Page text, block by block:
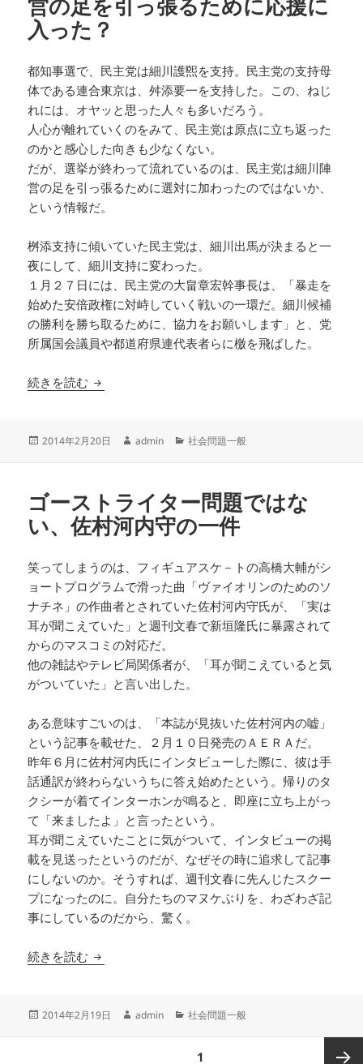
入った？
都知事選で、民主党は細川護煕を支持。民主党の支持母
体である連合東京は、舛添要一を支持した。この、ねじ
れには、オヤッと思った人々も多いだろう。
人心が離れていくのをみて、民主党は原点に立ち返った
のかと感心した向きも少なくない。
だが、選挙が終わって流れているのは、民主党は細川陣
営の足を引っ張るために選対に加わったのではないか、
という情報だ。
桝添支持に傾いていた民主党は、細川出馬が決まると一
夜にして、細川支持に変わった。
１月２７日には、民主党の大畠章宏幹事長は、「暴走を
始めた安倍政権に対峙していく戦いの一環だ。細川候補
の勝利を勝ち取るために、協力をお願いします」と、党
所属国会議員や都道府県連代表者らに檄を飛ばした。
続きを読む 根は原発推進の民主党、細川陣営の足を引っ張
投
2014年2月20日
作
admin
カ
ー
社会問題一般
ゴーストライター問題ではな
い、佐村河内守の一件
笑ってしまうのは、フィギュアスケ－トの高橋大輔がシ
ョートプログラムで滑った曲「ヴァイオリンのためのソ
ナチネ」の作曲者とされていた佐村河内守氏が、「実は
耳が聞こえていた」と週刊文春で新垣隆氏に暴露されて
からのマスコミの対応だ。
他の雑誌やテレビ局関係者が、「耳が聞こえていると気
がついていた」と言い出した。
ある意味すごいのは、「本誌が見抜いた佐村河内の嘘」
という記事を載せた、２月１０日発売のＡＥＲＡだ。
昨年６月に佐村河内氏にインタビューした際に、彼は手
話通訳が終わらないうちに答え始めたという。帰りのタ
クシーが着てインターホンが鳴ると、即座に立ち上がっ
て「来ましたよ」と言ったという。
耳が聞こえていたことに気がついて、インタビューの掲
載を見送ったというのだが、なぜその時に追求して記事
にしないのか。そうすれば、週刊文春に先んじたスクー
プになったのに。自分たちのマヌケぶりを、わざわざ記
事にしているのだから、驚く。
続きを読む ゴーストライター問題ではない、佐村河内守の一
投
2014年2月19日
作
admin
カ
社会問題一般
1